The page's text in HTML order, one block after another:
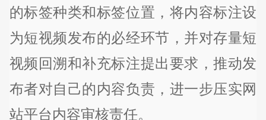
的标签种类和标签位置，将内容标注设
为短视频发布的必经环节，并对存量短
视频回溯和补充标注提出要求，推动发
布者对自己的内容负责，进一步压实网
站平台内容审核责任。